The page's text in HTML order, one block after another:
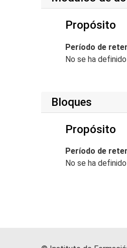
Propósito
Período de
No se ha
Bloques
Propósito
Período de
No se ha